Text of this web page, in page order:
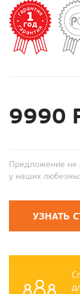
9990
Предложение не
у наших
УЗНАТЬ